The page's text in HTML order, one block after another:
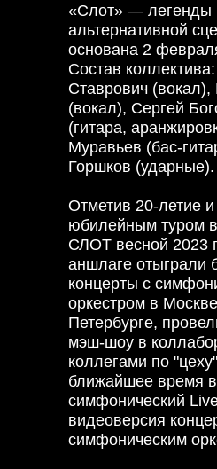
«Слот» — легенды
альтернативной
основана 2
Состав
Ставрович
(вокал), Сергей
(гитара,
Муравьев (бас-
Горшков (ударные).
Отметив 20-летие
юбилейным туром
СЛОТ весной 2023
аншлаге отыграли
концерты с
оркестром в
Петербурге,
мэш-шоу в
коллегами по
ближайшее время
симфонический
видеоверсия
симфоническим